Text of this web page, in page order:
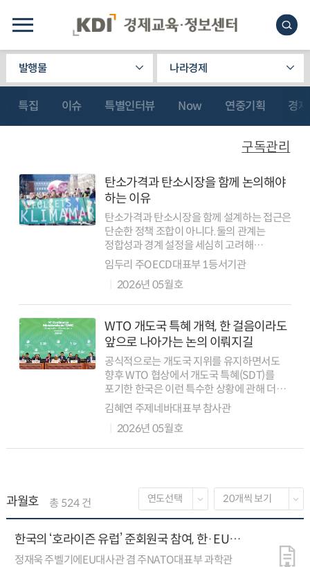
발행물 나라경제
특집 이슈 특별인터뷰 Now 연중기획 경
탄소가격과 탄소시장을 함께 논의해야
하는 이유
탄소가격과 탄소시장을 함께 설계하는 접근은
단순한 정책 조합이 아니다.둘의 관계는
정합성과 경계 설정을 세심히 고려해
설계돼야 한다.이는 기후정책을 비용이 아닌
투자로 전환하는 전략이기도 하다. 최근
호르무즈 해협을 둘러싼 긴장이 고조되면서
임두리 주OECD대표부 1등서기관
2026년 05월호
WTO 개도국 특혜 개혁, 한 걸음이라도
앞으로 나아가는 논의 이뤄지길
공식적으로는 개도국 지위를 유지하면서도
향후 WTO 협상에서 개도국 특혜(SDT)를
포기한 한국은 이런 특수한 상황에 관해 더욱
치열하게 고민하면서 우리 나름의 입장을
정립하고, 적극적으로 논의에 참여할 필요가
있다. SDT는 개도국 회원국들이 협정을 충...
김혜연 주제네바대표부 참사관
2026년 05월호
과월호 총 524 건
한국의 ‘호라이즌 유럽’ 준회원국 참여, 한·EU
연구협력의 전환점 될까?
정재욱 주벨기에EU대사관 겸 주NATO대표부 과학관
구독관리